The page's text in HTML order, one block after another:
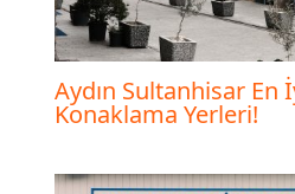
Aydın Sultanhisar En
Konaklama Yerleri!